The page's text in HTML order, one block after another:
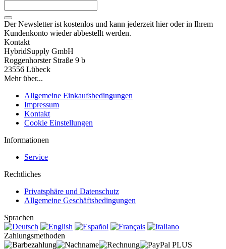
Der Newsletter ist kostenlos und kann jederzeit hier oder in Ihrem
Kundenkonto wieder abbestellt werden.
Kontakt
HybridSupply GmbH
Roggenhorster Straße 9 b
23556 Lübeck
Mehr über...
Allgemeine Einkaufsbedingungen
Impressum
Kontakt
Cookie Einstellungen
Informationen
Service
Rechtliches
Privatsphäre und Datenschutz
Allgemeine Geschäftsbedingungen
Sprachen
Zahlungsmethoden